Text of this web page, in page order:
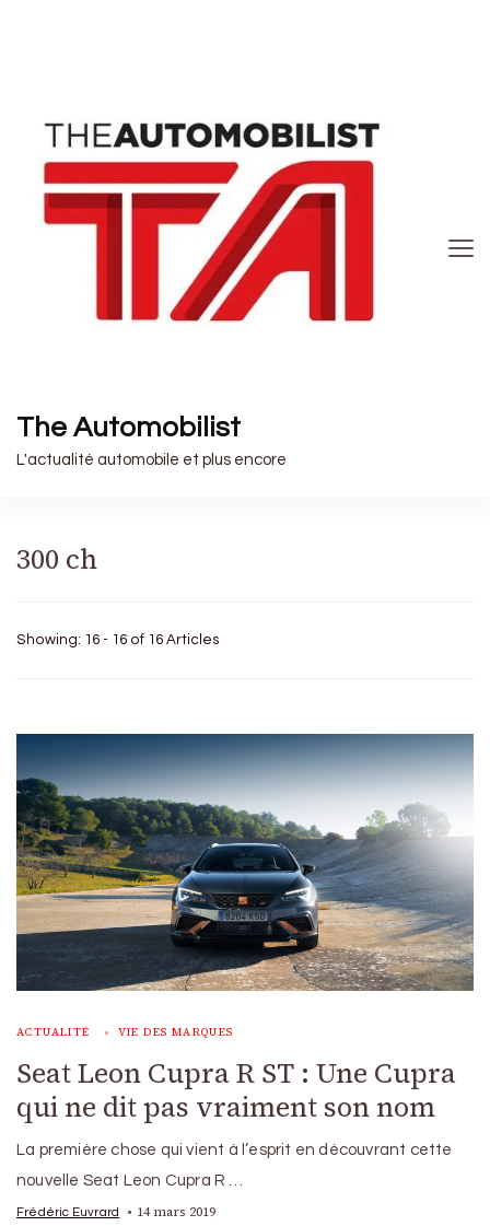
The Automobilist
L'actualité automobile et plus encore
300 ch
Showing: 16 - 16 of 16 Articles
ACTUALITÉ VIE DES MARQUES
Seat Leon Cupra R ST : Une Cupra
qui ne dit pas vraiment son nom
La première chose qui vient à l’esprit en découvrant cette
nouvelle Seat Leon Cupra R …
Frédéric Euvrard 14 mars 2019